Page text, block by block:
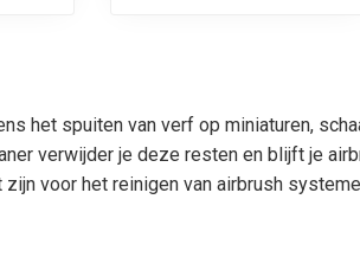
het spuiten van verf op miniaturen,
verwijder je deze resten en blijft je
voor het reinigen van airbrush